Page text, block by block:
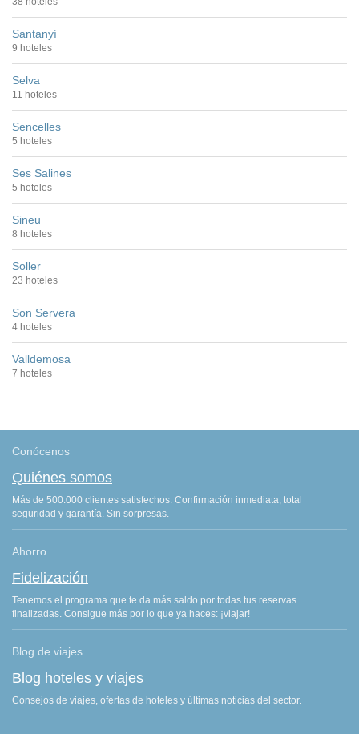
Santanyí
9 hoteles
Selva
11 hoteles
Sencelles
5 hoteles
Ses Salines
5 hoteles
Sineu
8 hoteles
Soller
23 hoteles
Son Servera
4 hoteles
Valldemosa
7 hoteles
Conócenos
Quiénes somos
Más de 500.000 clientes satisfechos. Confirmación inmediata, total
seguridad y garantía. Sin sorpresas.
Ahorro
Fidelización
Tenemos el programa que te da más saldo por todas tus reservas
finalizadas. Consigue más por lo que ya haces: ¡viajar!
Blog de viajes
Blog hoteles y viajes
Consejos de viajes, ofertas de hoteles y últimas noticias del sector.